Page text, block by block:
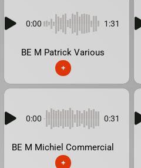
0:00 1:31
BE M Patrick Various
+
0:00 0:31
BE M Michiel Commercial
+